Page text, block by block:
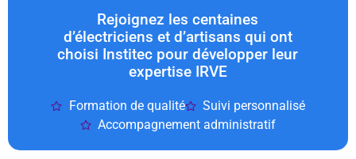
Rejoignez les centaines
d’électriciens et d’artisans qui ont
choisi Institec pour développer leur
expertise IRVE
Formation de qualité
Suivi personnalisé
Accompagnement administratif